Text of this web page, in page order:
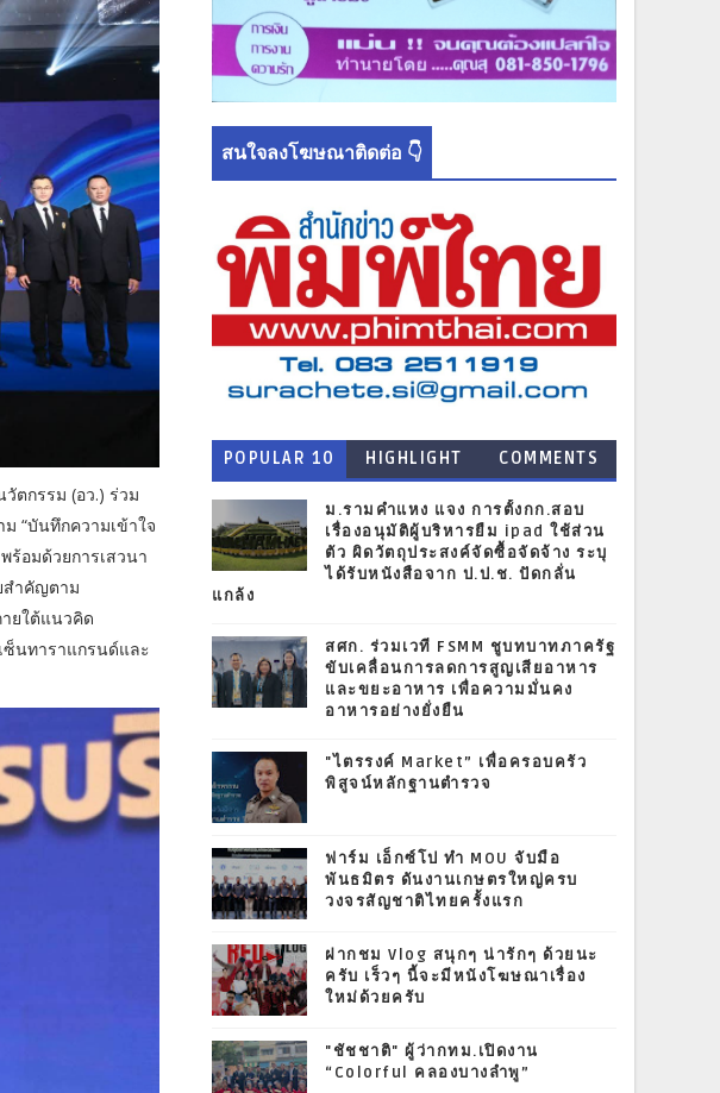
ตกรรม (อว.) ร่วม
“บันทึกความเข้าใจ
ร้อมด้วยการเสวนา
สำคัญตาม
ยใต้แนวคิด
ซ็นทาราแกรนด์และ
สนใจลงโฆษณาติดต่อ 👇
POPULAR 10
HIGHLIGHT
COMMENTS
ม.รามคำแหง แจง การตั้งกก.สอบ
เรื่องอนุมัติผู้บริหารยืม ipad ใช้ส่วน
ตัว ผิดวัตถุประสงค์จัดซื้อจัดจ้าง ระบุ
ได้รับหนังสือจาก ป.ป.ช. ปัดกลั่น
แกล้ง
สศก. ร่วมเวที FSMM ชูบทบาทภาครัฐ
ขับเคลื่อนการลดการสูญเสียอาหาร
และขยะอาหาร เพื่อความมั่นคง
อาหารอย่างยั่งยืน
"ไตรรงค์ Market” เพื่อครอบครัว
พิสูจน์หลักฐานตำรวจ
ฟาร์ม เอ็กซ์โป ทำ MOU จับมือ
พันธมิตร ดันงานเกษตรใหญ่ครบ
วงจรสัญชาติไทยครั้งแรก
ฝากชม Vlog สนุกๆ น่ารักๆ ด้วยนะ
ครับ เร็วๆ นี้จะมีหนังโฆษณาเรื่อง
ใหม่ด้วยครับ
"ชัชชาติ" ผู้ว่ากทม.เปิดงาน
“Colorful คลองบางลำพู”